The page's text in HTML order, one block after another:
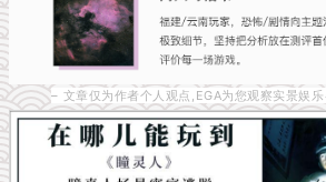
– 文章仅为作者个人观点,EGA为您观察实景娱